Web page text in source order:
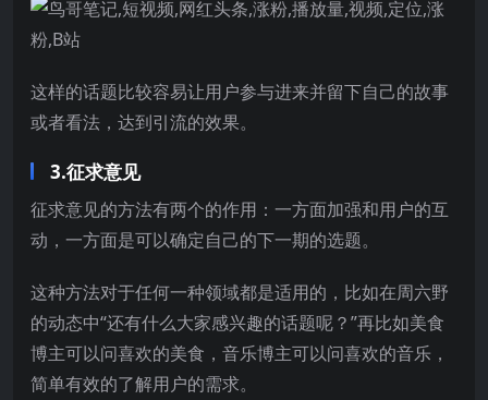
这样的话题比较容易让用户参与进来并留下自己的故事
或者看法，达到引流的效果。
3.征求意见
征求意见的方法有两个的作用：一方面加强和用户的互
动，一方面是可以确定自己的下一期的选题。
这种方法对于任何一种领域都是适用的，比如在周六野
的动态中“还有什么大家感兴趣的话题呢？”再比如美食
博主可以问喜欢的美食，音乐博主可以问喜欢的音乐，
简单有效的了解用户的需求。